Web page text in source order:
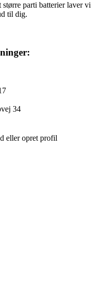
parti batterier laver vi
til dig.
34
eller opret profil